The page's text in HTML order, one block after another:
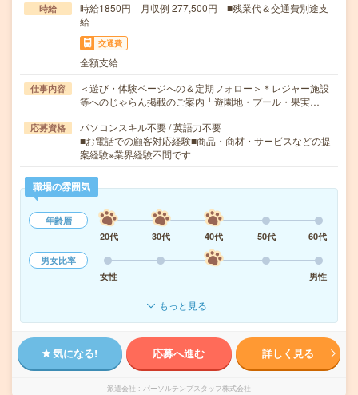
時給
時給1850円 月収例 277,500円 ■残業代＆交通費別途支
給
交通費
全額支給
仕事内容
＜遊び・体験ページへの＆定期フォロー＞＊レジャー施設
等へのじゃらん掲載のご案内┗遊園地・プール・果実…
応募資格
パソコンスキル不要 / 英語力不要
■お電話での顧客対応経験■商品・商材・サービスなどの提
案経験※業界経験不問です
職場の雰囲気
年齢層
20代
30代 40代 50代
60代
男女比率
女性
男性
もっと見る
気になる! 応募へ進む 詳しく見る
派遣会社 パーソルテンプスタッフ株式会社